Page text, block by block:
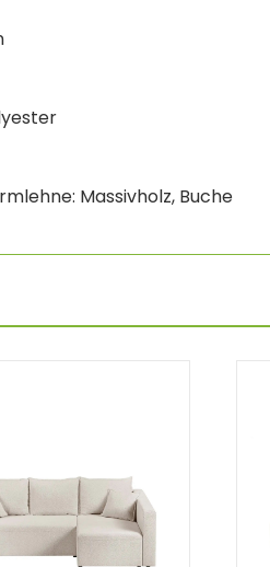
Massivholz, Buche